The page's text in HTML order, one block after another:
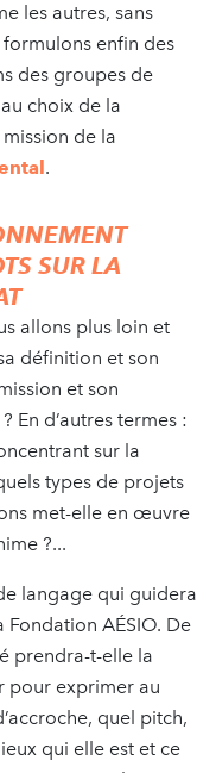
les autres, sans
enfin des
des groupes de
choix de la
de la
.
SUR LA
allons plus loin et
définition et son
et son
En d’autres termes :
sur la
types de projets
met-elle en œuvre
?...
langage qui guidera
AÉSIO. De
prendra-t-elle la
pour exprimer au
quel pitch,
qui elle est et ce